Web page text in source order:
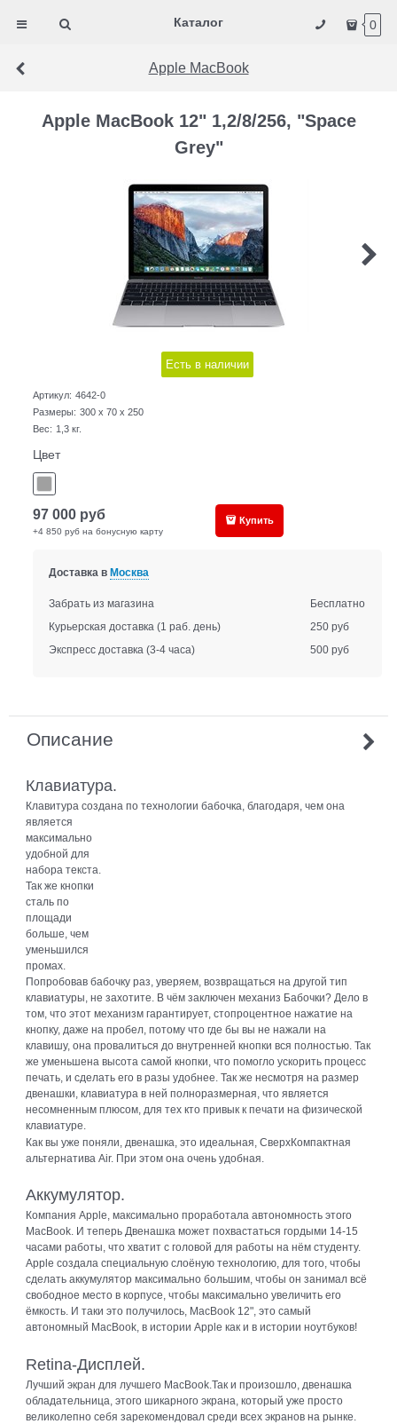
Каталог 0
Apple MacBook
Apple MacBook 12" 1,2/8/256, "Space
Grey"
Есть в наличии
Артикул: 4642-0
Размеры: 300 x 70 x 250
Вес: 1,3 кг.
Цвет
97 000 руб
+4 850 руб на бонусную карту
Купить
Доставка в Москва
Забрать из магазина
Бесплатно
Курьерская доставка (1 раб. день)
250 руб
Экспресс доставка (3-4 часа) 500 руб
Описание
Клавиатура.
Клавитура создана по технологии бабочка, благодаря, чем она
является
максимально
удобной для
набора текста.
Так же кнопки
сталь по
площади
больше, чем
уменьшился
промах.
Попробовав бабочку раз, уверяем, возвращаться на другой тип
клавиатуры, не захотите. В чём заключен механиз Бабочки? Дело в
том, что этот механизм гарантирует, стопроцентное нажатие на
кнопку, даже на пробел, потому что где бы вы не нажали на
клавишу, она провалиться до внутренней кнопки вся полностью. Так
же уменьшена высота самой кнопки, что помогло ускорить процесс
печать, и сделать его в разы удобнее. Так же несмотря на размер
двенашки, клавиатура в ней полноразмерная, что является
несомненным плюсом, для тех кто привык к печати на физической
клавиатуре.
Как вы уже поняли, двенашка, это идеальная, СверхКомпактная
альтернатива Air. При этом она очень удобная.
Аккумулятор.
Компания Apple, максимально проработала автономность этого
MacBook. И теперь Двенашка может похвастаться гордыми 14-15
часами работы, что хватит с головой для работы на нём студенту.
Apple создала специальную слоёную технологию, для того, чтобы
сделать аккумулятор максимально большим, чтобы он занимал всё
свободное место в корпусе, чтобы максимально увеличить его
ёмкость. И таки это получилось, MacBook 12", это самый
автономный MacBook, в истории Apple как и в истории ноутбуков!
Retina-Дисплей.
Лучший экран для лучшего MacBook.Так и произошло, двенашка
обладательница, этого шикарного экрана, который уже просто
великолепно себя зарекомендовал среди всех экранов на рынке.